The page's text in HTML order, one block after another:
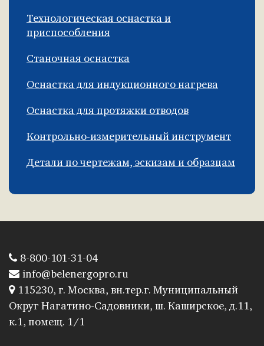
Технологическая оснастка и
приспособления
Станочная оснастка
Оснастка для индукционного нагрева
Оснастка для протяжки отводов
Контрольно-измерительный инструмент
Детали по чертежам, эскизам и образцам
8-800-101-31-04
info@belenergopro.ru
115230, г. Москва, вн.тер.г. Муниципальный
Округ Нагатино-Садовники, ш. Каширское, д.11,
к.1, помещ. 1/1